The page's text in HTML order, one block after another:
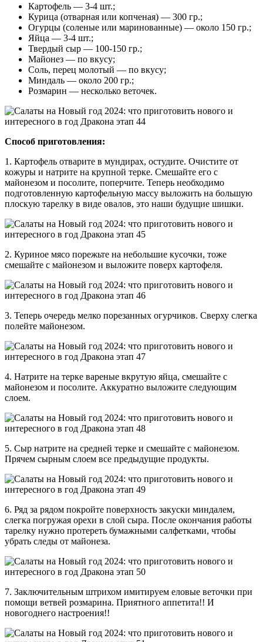
Картофель — 3-4 шт.;
Курица (отварная или копченая) — 300 гр.;
Огурцы (соленые или маринованные) — около 150 гр.;
Яйца — 3-4 шт.;
Твердый сыр — 100-150 гр.;
Майонез — по вкусу;
Соль, перец молотый — по вкусу;
Миндаль — около 200 гр.;
Розмарин — несколько веточек.
Способ приготовления:
1. Картофель отварите в мундирах, остудите. Очистите от
кожуры и натрите на крупной терке. Смешайте его с
майонезом и посолите, поперчите. Теперь необходимо
подготовленную картофельную массу выложить на большую
плоскую тарелку в виде овалов, это наши будущие шишки.
2. Куриное мясо порежьте на небольшие кусочки, тоже
смешайте с майонезом и выложите поверх картофеля.
3. Теперь очередь мелко порезанных огурчиков. Сверху слегка
полейте майонезом.
4. Натрите на терке вареные вкрутую яйца, смешайте с
майонезом и посолите. Аккуратно выложите следующим
слоем.
5. Сыр натрите на средней терке и смешайте с майонезом.
Прячем сырным слоем все предыдущие продукты.
6. Ряд за рядом покройте поверхность закуски миндалем,
слегка погружая орехи в слой сыра. После окончания работы
тарелку нужно протереть бумажными салфетками, чтобы
убрать следы от майонеза.
7. Заключительным штрихом имитируем еловые веточки при
помощи ветвей розмарина. Приятного аппетита!! И
новогоднего настроения!!